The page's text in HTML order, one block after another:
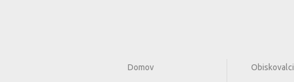
Domov Obiskovalci